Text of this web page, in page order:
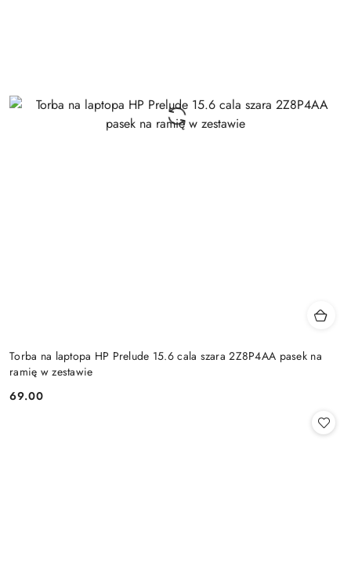
Torba na laptopa HP Prelude 15.6 cala szara 2Z8P4AA pasek na
ramię w zestawie
Cena:
69.00